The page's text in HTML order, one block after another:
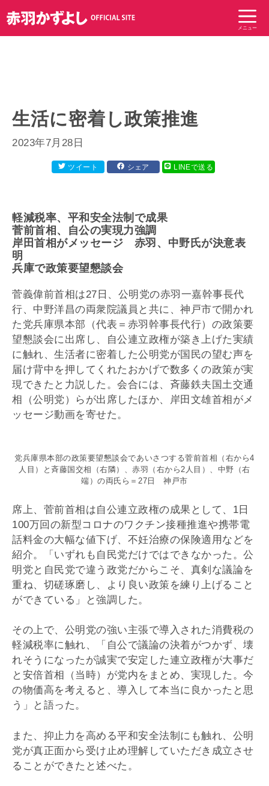
ン
テ
メニュー
生活に密着し政策推進
2023年7月28日
ツイート シェア LINEで送る
軽減税率、平和安全法制で成果
菅前首相、自公の実現力強調
岸田首相がメッセージ 赤羽、中野氏が決意表
明
兵庫で政策要望懇談会
菅義偉前首相は27日、公明党の赤羽一嘉幹事長代
行、中野洋昌の両衆院議員と共に、神戸市で開かれ
た党兵庫県本部（代表＝赤羽幹事長代行）の政策要
望懇談会に出席し、自公連立政権が築き上げた実績
に触れ、生活者に密着した公明党が国民の望む声を
届け背中を押してくれたおかげで数多くの政策が実
現できたと力説した。会合には、斉藤鉄夫国土交通
相（公明党）らが出席したほか、岸田文雄首相がメ
ッセージ動画を寄せた。
党兵庫県本部の政策要望懇談会であいさつする菅前首相（右から4
人目）と斉藤国交相（右隣）、赤羽（右から2人目）、中野（右
端）の両氏ら＝27日 神戸市
席上、菅前首相は自公連立政権の成果として、1日
100万回の新型コロナのワクチン接種推進や携帯電
話料金の大幅な値下げ、不妊治療の保険適用などを
紹介。「いずれも自民党だけではできなかった。公
明党と自民党で違う政党だからこそ、真剣な議論を
重ね、切磋琢磨し、より良い政策を練り上げること
ができている」と強調した。
その上で、公明党の強い主張で導入された消費税の
軽減税率に触れ、「自公で議論の決着がつかず、壊
れそうになったが誠実で安定した連立政権が大事だ
と安倍首相（当時）が党内をまとめ、実現した。今
の物価高を考えると、導入して本当に良かったと思
う」と語った。
また、抑止力を高める平和安全法制にも触れ、公明
党が真正面から受け止め理解していただき成立させ
ることができたと述べた。